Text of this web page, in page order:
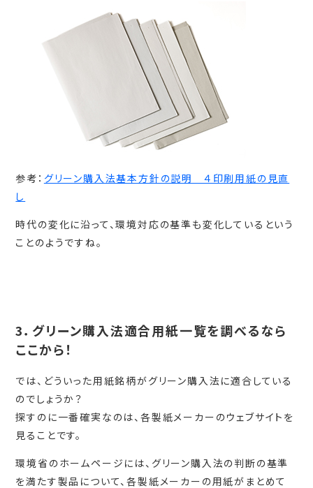
参考： グリーン購入法基本方針の説明 ４印刷用紙の見直
し
時代の変化に沿って、環境対応の基準も変化しているという
ことのようですね。
3．グリーン購入法適合用紙一覧を調べるなら
ここから！
では、どういった用紙銘柄がグリーン購入法に適合している
のでしょうか？
探すのに一番確実なのは、各製紙メーカーのウェブサイトを
見ることです。
環境省のホームページには、グリーン購入法の判断の基準
を満たす製品について、各製紙メーカーの用紙がまとめて